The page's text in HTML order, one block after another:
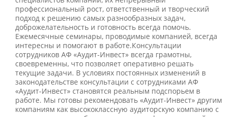
профессиональный рост, ответственный и творческий
подход к решению самых разнообразных задач,
доброжелательность и готовность всегда помочь.
Ежемесячные семинары, проводимые компанией, всегда
интересны и помогают в работе.Консультации
сотрудников АФ «Аудит-Инвест» всегда грамотны,
своевременны, что позволяет оперативно решать
текущие задачи. В условиях постоянных изменений в
законодательстве консультации с сотрудниками АФ
«Аудит-Инвест» становятся реальным подспорьем в
работе. Мы готовы рекомендовать «Аудит-Инвест» другим
компаниям как высококлассную аудиторскую компанию с